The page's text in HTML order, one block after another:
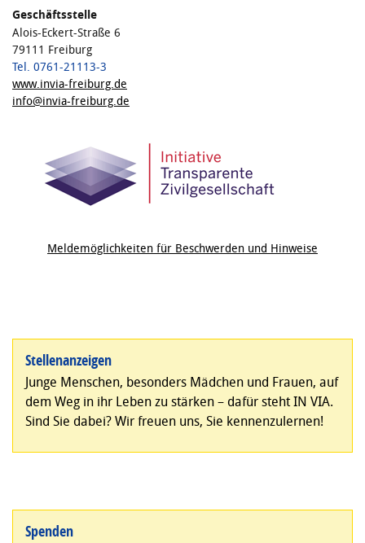
Geschäftsstelle
Alois-Eckert-Straße 6
79111 Freiburg
Tel. 0761-21113-3
www.invia-freiburg.de
info@invia-freiburg.de
Meldemöglichkeiten für Beschwerden und Hinweise
Stellenanzeigen
Junge Menschen, besonders Mädchen und Frauen, auf
dem Weg in ihr Leben zu stärken – dafür steht IN VIA.
Sind Sie dabei? Wir freuen uns, Sie kennenzulernen!
Spenden